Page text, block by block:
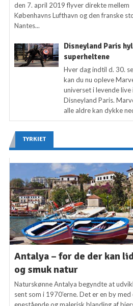
den 7. april 2019 flyver direkte mellem
Københavns Lufthavn og den franske
Nantes...
Disneyland Paris
superheltene
Hver dag indtil d. 30.
kan du nu opleve
universet i levende live
Disneyland Paris.
alle aldre kan dykke
TYRKIET
Antalya – for de der kan
og smuk natur
Naturskønne Antalya begyndte at
sent som i 1970’erne. Det er en by med